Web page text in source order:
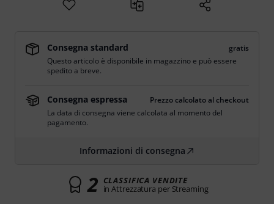
Consegna standard
gratis
Questo articolo è disponibile in magazzino e può essere
spedito a breve.
Consegna espressa
Prezzo calcolato al checkout
La data di consegna viene calcolata al momento del
pagamento.
Informazioni di consegna
2 CLASSIFICA VENDITE
in Attrezzatura per Streaming